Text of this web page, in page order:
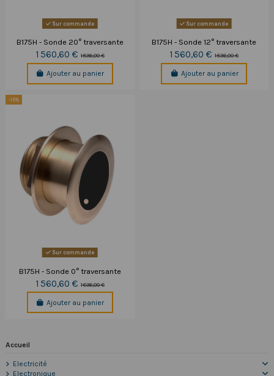
Sur commande
B175H - Sonde 20° traversante
1 560,60 € 1 836,00 €
Ajouter au panier
Sur commande
B175H - Sonde 12° traversante
1 560,60 €1 836,00 €
Ajouter au panier
-15%
Sur commande
B175H - Sonde 0° traversante
1 560,60 € 1 836,00 €
Ajouter au panier
Accueil
Electricité
Electronique